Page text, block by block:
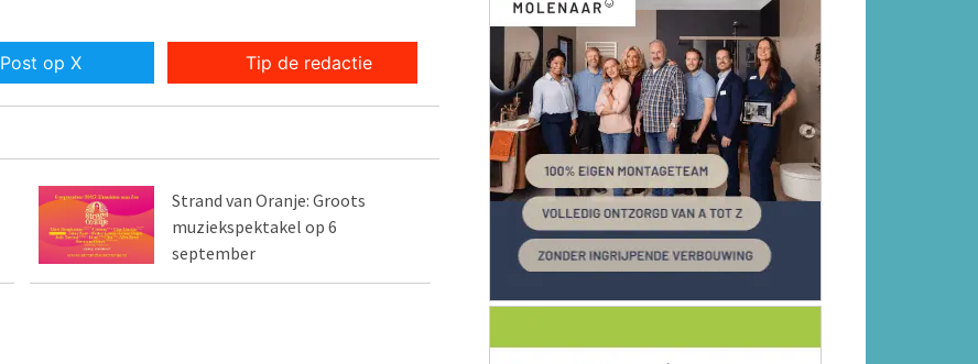
Post op X Tip de redactie
Strand van Oranje: Groots
muziekspektakel op 6
september